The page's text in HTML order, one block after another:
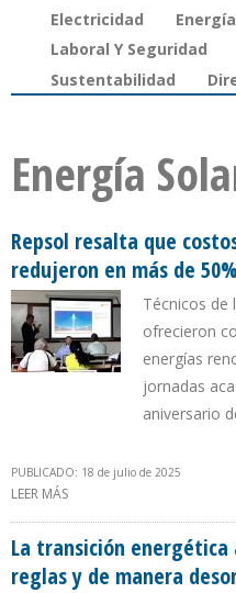
Electricidad
Laboral Y Seguridad
Sustentabilidad
Energía
Repsol resalta que
redujeron en más de
Técnicos de
ofrecieron
energías
jornadas
aniversario
PUBLICADO: 18 de julio de 2025
LEER MÁS
La transición energética
reglas y de manera